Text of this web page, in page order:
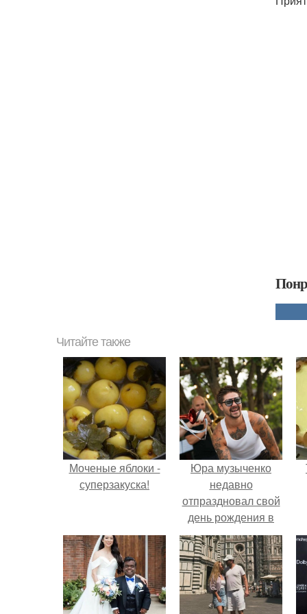
Читайте также
Моченые яблоки -
суперзакуска!
Юра музыченко
недавно
отпраздновал свой
день рождения в
кругу самых
близких и родных
людей.